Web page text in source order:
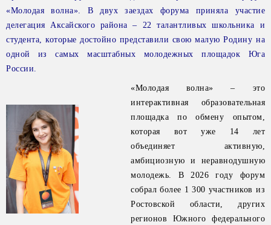
«Молодая волна». В двух заездах форума приняла участие
делегация Аксайского района – 22 талантливых школьника и
студента, которые достойно представили свою малую Родину на
одной из самых масштабных молодежных площадок Юга
России.
«Молодая волна» – это
интерактивная образовательная
площадка по обмену опытом,
которая вот уже 14 лет
объединяет активную,
амбициозную и неравнодушную
молодежь. В 2026 году форум
собрал более 1 300 участников из
Ростовской области, других
регионов Южного федерального